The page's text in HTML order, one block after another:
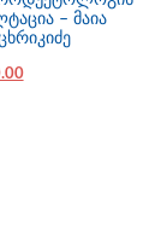
– მაია